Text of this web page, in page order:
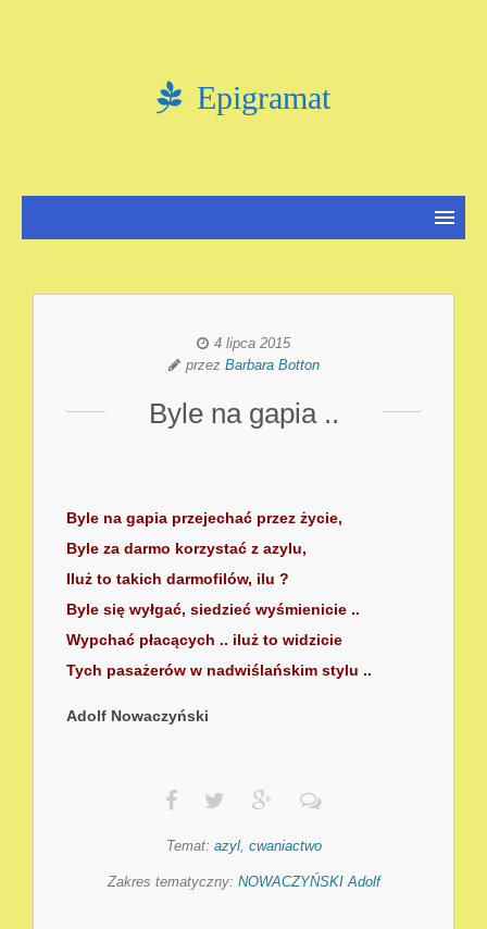
Epigramat
4 lipca 2015
przez Barbara Botton
Byle na gapia ..
Byle na gapia przejechać przez życie,
Byle za darmo korzystać z azylu,
Iluż to takich darmofilów, ilu ?
Byle się wyłgać, siedzieć wyśmienicie ..
Wypchać płacących .. iluż to widzicie
Tych pasażerów w nadwiślańskim stylu ..
Adolf Nowaczyński
Temat: azyl, cwaniactwo
Zakres tematyczny: NOWACZYŃSKI Adolf